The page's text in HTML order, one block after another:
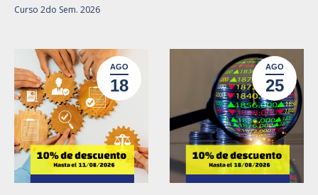
Curso 2do Sem. 2026
AGO
18
AGO
25